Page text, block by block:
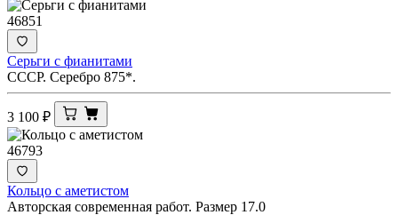
46851
Серьги с фианитами
СССР. Серебро 875*.
3 100 ₽
46793
Кольцо с аметистом
Авторская современная работ. Размер 17.0